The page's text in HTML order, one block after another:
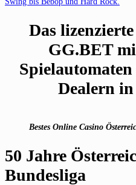
Das
GG.BET
Dealern
Bestes Online Casino
50 Jahre
Bundesliga